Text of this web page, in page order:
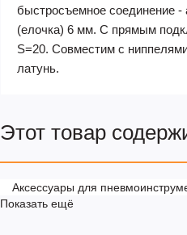
быстросъемное соединение -
(елочка) 6 мм. С прямым
S=20. Совместим с
латунь.
Этот товар
Аксессуары для
Показать ещё